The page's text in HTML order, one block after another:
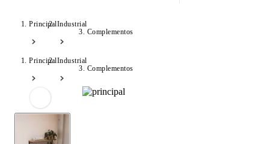
PrincipalIndustrial
Complementos
PrincipalIndustrial
Complementos